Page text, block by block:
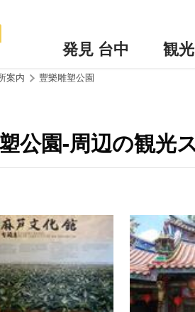
発見 台中 観
案内 豐樂雕塑公園
公園-周辺の観光